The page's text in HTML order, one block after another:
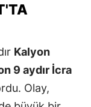
Kalyon
9 aydır İcra
Olay,